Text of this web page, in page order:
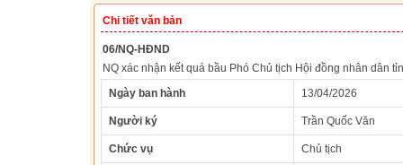
Chi tiết văn bản
06/NQ-HĐND
NQ xác nhận kết quả bầu Phó Chủ tịch Hội đồng nhân dân
Ngày ban hành
13/04/2026
Người ký Trần Quốc Văn
Chức vụ Chủ tịch